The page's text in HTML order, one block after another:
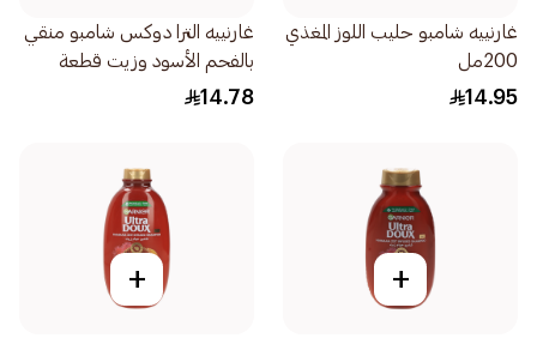
غارنييه شامبو حليب اللوز المغذي
200مل
14.95
غارنييه الترا دوكس شامبو منقي
بالفحم الأسود وزيت قطعة
البركة 200مل
14.78
+
+